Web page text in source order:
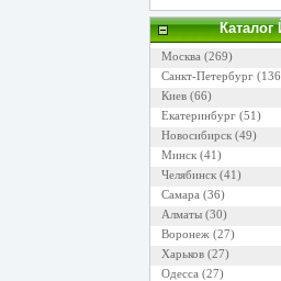
Каталог
Москва (269)
Санкт-Петербург
Киев(66)
Екатеринбург(51)
Новосибирск(49)
Минск(41)
Челябинск(41)
Самара (36)
Алматы(30)
Воронеж (27)
Харьков(27)
Одесса (27)